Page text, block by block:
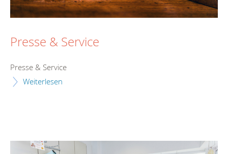
Presse & Service
Presse & Service
Weiterlesen